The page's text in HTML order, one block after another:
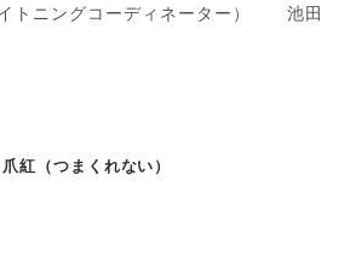
トニングコーディネーター） 池田
爪紅（つまくれない）